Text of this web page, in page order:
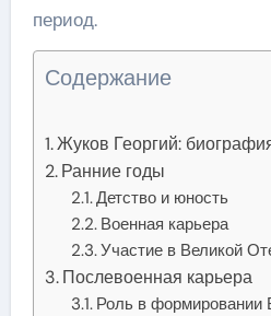
период.
Содержание
Жуков Георгий:
Ранние годы
Детство и юность
Военная карьера
Участие в Великой
Послевоенная карьера
Роль в